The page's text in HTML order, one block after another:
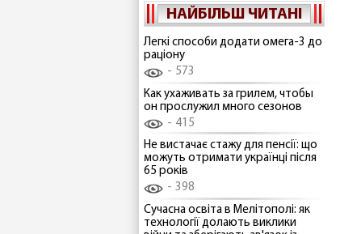
НАЙБІЛЬШ ЧИТАНІ
Легкі способи додати омега-3 до
раціону
573
Как ухаживать за грилем, чтобы
он прослужил много сезонов
415
Не вистачає стажу для пенсії: що
можуть отримати українці після
65 років
398
Сучасна освіта в Мелітополі: як
технології долають виклики